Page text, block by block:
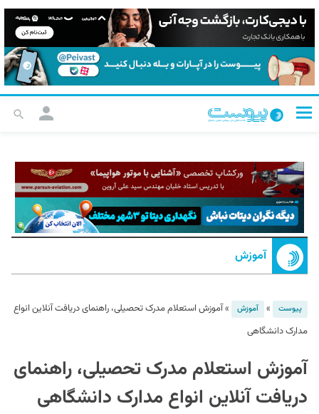
آموزش
پیوست » آموزش »آموزش استعلام مدرک تحصیلی، راهنمای دریافت آنلاین انواع
مدارک دانشگاهی
آموزش استعلام مدرک تحصیلی، راهنمای
دریافت آنلاین انواع مدارک دانشگاهی